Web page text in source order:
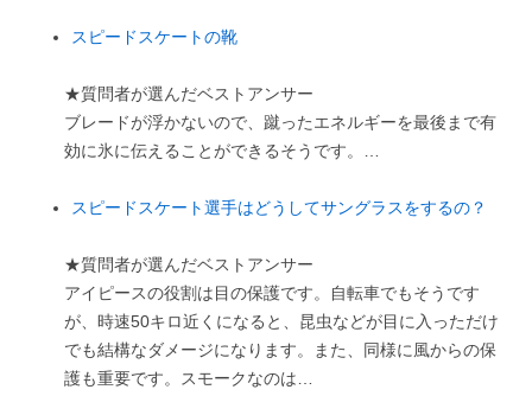
スピードスケートの靴
★質問者が選んだベストアンサー
ブレードが浮かないので、蹴ったエネルギーを最後まで有
効に氷に伝えることができるそうです。…
スピードスケート選手はどうしてサングラスをするの？
★質問者が選んだベストアンサー
アイピースの役割は目の保護です。自転車でもそうです
が、時速50キロ近くになると、昆虫などが目に入っただけ
でも結構なダメージになります。また、同様に風からの保
護も重要です。スモークなのは…